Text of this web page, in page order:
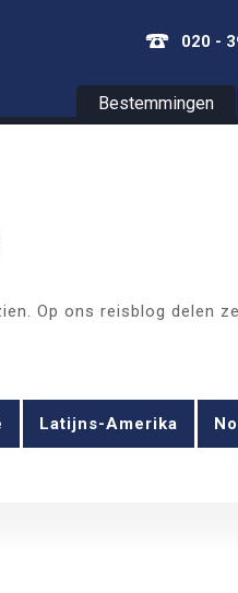
020 -
Bestemmingen
Op ons reisblog delen
Latijns-Amerika